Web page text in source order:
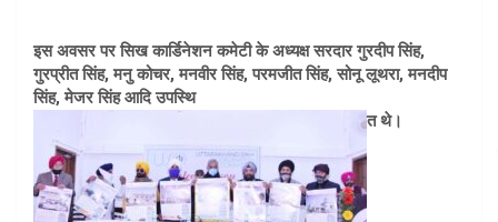
इस अवसर पर सिख कार्डिनेशन कमेटी के अध्यक्ष सरदार गुरदीप सिंह,
गुरप्रीत सिंह, मनु कोचर, मनवीर सिंह, परमजीत सिंह, सोनू लूथरा, मनदीप
सिंह, मेजर सिंह आदि उपस्थि
त थे।